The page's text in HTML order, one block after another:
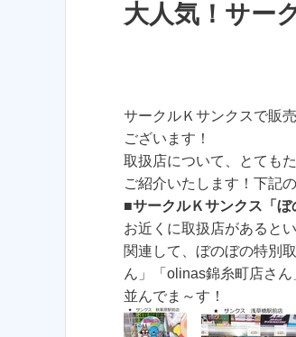
大人気！サー
サークルＫサンクスで販
ございます！
取扱店について、とても
ご紹介いたします！下記
■サークルＫサンクス「
お近くに取扱店があると
関連して、ぼのぼの特別
ん」「olinas錦糸町店さ
並んでま～す！